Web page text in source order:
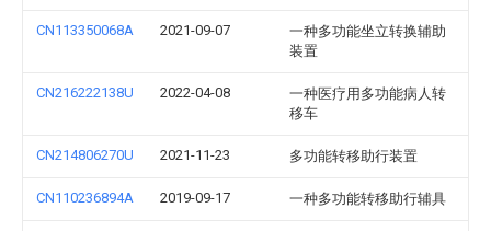
CN113350068A 2021-09-07
一种多功能坐立转换辅助
装置
CN216222138U 2022-04-08
一种医疗用多功能病人转
移车
CN214806270U 2021-11-23 多功能转移助行装置
CN110236894A 2019-09-17 一种多功能转移助行辅具